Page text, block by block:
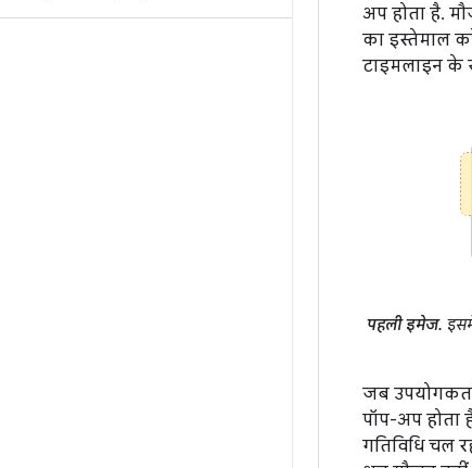
अप होता है.
का इस्तेमाल
टाइमलाइन के
पहली इमेज.
जब
पॉप-अप होता
गतिविधि चल